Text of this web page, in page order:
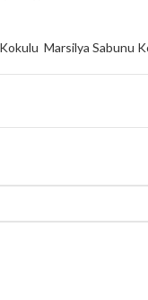
Marsilya Sabunu